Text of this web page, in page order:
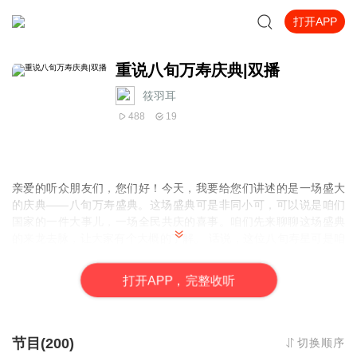
打开APP
重说八旬万寿庆典|双播
筱羽耳
488 19
亲爱的听众朋友们，您们好！今天，我要给您们讲述的是一场盛大
的庆典——八旬万寿盛典。这场盛典可是非同小可，可以说是咱们
的来龙去脉，让大家有个大概的了解。 话说，这位八旬寿星可是咱
个国家和人民谋福利，可以说是一位真正的伟人。正是因为他的无
私奉献和卓越贡献，才有了这场隆重的八旬万寿盛典。 这场盛典的
这场盛典不仅仅是一场庆祝活动，更是一场文化的盛宴，一次人民
打开APP，完整收听
节目(200) 切换顺序